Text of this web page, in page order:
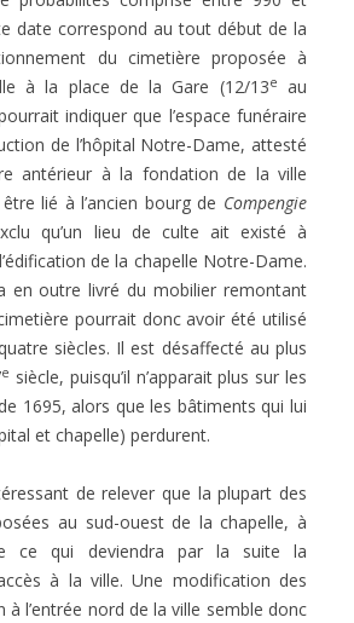
date correspond au tout début de la
du cimetière proposée à
à la place de la Gare (12/13e
au
indiquer que l’espace funéraire
de l’hôpital Notre-Dame, attesté
antérieur à la fondation de la ville
lié à l’ancien bourg de Compengie
qu’un lieu de culte ait existé à
de la chapelle Notre-Dame.
en outre livré du mobilier remontant
pourrait donc avoir été utilisé
siècles. Il est désaffecté au plus
e siècle, puisqu’il n’apparait plus sur les
1695, alors que les bâtiments qui lui
et chapelle) perdurent.
de relever que la plupart des
au sud-ouest de la chapelle, à
ce qui deviendra par la suite la
à la ville. Une modification des
à l’entrée nord de la ville semble donc